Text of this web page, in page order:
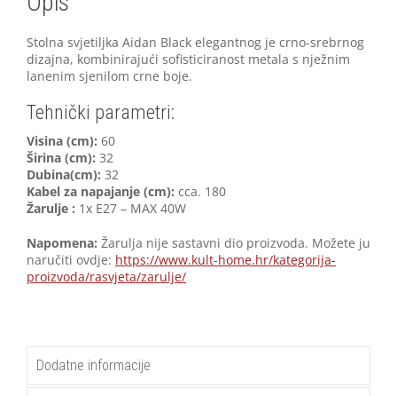
Stolna svjetiljka Aidan Black elegantnog je crno-srebrnog
dizajna, kombinirajući sofisticiranost metala s nježnim
lanenim sjenilom crne boje.
Tehnički parametri:
Visina (cm): 60
Širina (cm): 32
Dubina(cm): 32
Kabel za napajanje (cm): cca. 180
Žarulje : 1x E27 – MAX 40W
Napomena: Žarulja nije sastavni dio proizvoda. Možete ju
naručiti ovdje: https://www.kult-home.hr/kategorija-
proizvoda/rasvjeta/zarulje/
Dodatne informacije